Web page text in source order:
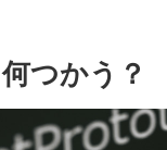
つかう？